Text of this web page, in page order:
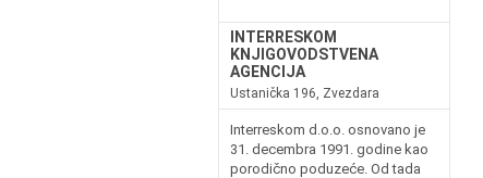
INTERRESKOM
KNJIGOVODSTVENA
AGENCIJA
Ustanička 196, Zvezdara
Interreskom d.o.o. osnovano je
31. decembra 1991. godine kao
porodično poduzeće. Od tada